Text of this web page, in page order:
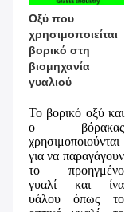
Οξύ που
χρησιμοποιείται
βορικό στη
βιομηχανία
γυαλιού
Το βορικό οξύ και
ο βόρακας
χρησιμοποιούνται
για να παραγάγουν
το προηγμένο
γυαλί και ίνα
υάλου όπως το